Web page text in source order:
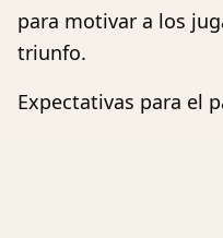
para motivar a los
triunfo.
Expectativas para el